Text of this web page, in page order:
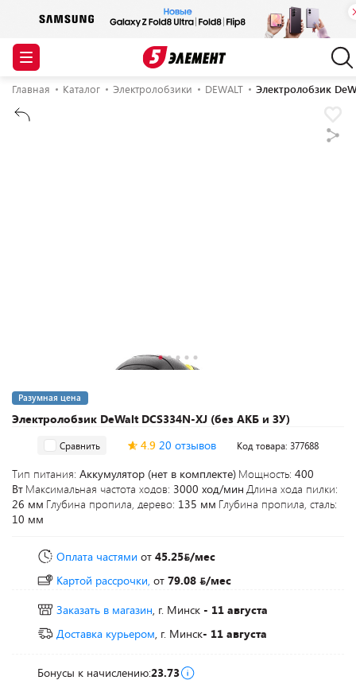
Главная Каталог Электролобзики DEWALT Электролобзик
Электролобзик DeWalt DCS334N-XJ (без АКБ и ЗУ)
Разумная цена
Сравнить 4.9 20 отзывов Код товара: 377688
Тип питания: Аккумулятор (нет в комплекте) Мощность: 400
Вт Максимальная частота ходов: 3000 ход/мин Длина хода пилки:
26 мм Глубина пропила, дерево: 135 мм Глубина пропила, сталь:
10 мм
Оплата частями от 45.25 /мес
Картой рассрочки, от 79.08
/мес
Заказать в магазин, г. Минск - 11 августа
Доставка курьером, г. Минск- 11 августа
Бонусы к начислению:23.73